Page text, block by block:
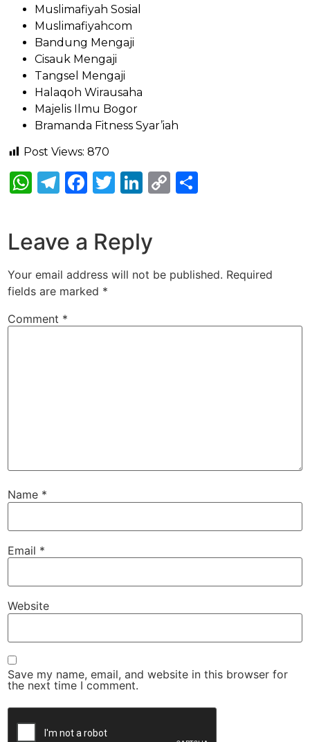
Muslimafiyah Sosial
Muslimafiyahcom
Bandung Mengaji
Cisauk Mengaji
Tangsel Mengaji
Halaqoh Wirausaha
Majelis Ilmu Bogor
Bramanda Fitness Syar’iah
Post Views: 870
WhatsApp
Telegram
Facebook
Twitter
LinkedIn
Copy
Leave a Reply
Your email address will not be published. Required
fields are marked *
Comment *
Name *
Email *
Website
Save my name, email, and website in this browser for
the next time I comment.